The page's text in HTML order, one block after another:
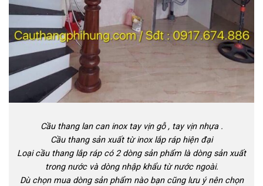
Cầu thang lan can inox tay vịn gỗ , tay vịn nhựa .
Cầu thang sản xuất từ inox lắp ráp hiện đại
Loại cầu thang lắp ráp có 2 dòng sản phẩm là dòng sản xuất
trong nước và dòng nhập khẩu từ nước ngoài.
Dù chọn mua dòng sản phẩm nào bạn cũng lưu ý nên chọn